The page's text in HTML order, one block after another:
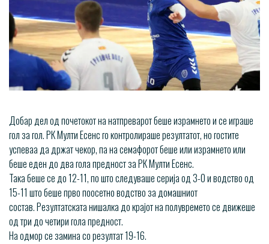
Добар дел од почетокот на натпреварот беше израмнето и се играше
гол за гол. РК Мулти Есенс го контролираше резултатот, но гостите
успеваа да држат чекор, па на семафорот беше или израмнето или
беше еден до два гола предност за РК Мулти Есенс.
Така беше се до 12-11, по што следуваше серија од 3-0 и водство од
15-11 што беше прво поосетно водство за домашниот
состав. Резултатската нишалка до крајот на полувремето се движеше
од три до четири гола предност.
На одмор се замина со резултат 19-16.